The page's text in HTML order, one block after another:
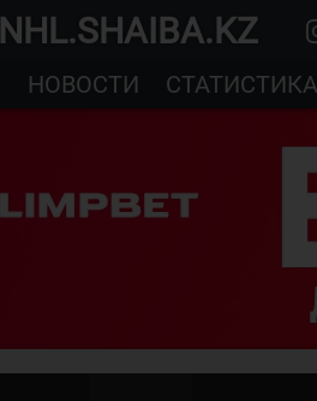
NHL.SHAIBA.KZ
НОВОСТИ
СТАТИСТИКА